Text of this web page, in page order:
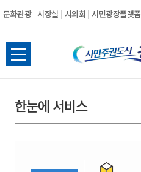
문화관광 시장실 시의회 시민광장플랫폼
시
민
권
전
체
뉴
열
한눈에 서비스